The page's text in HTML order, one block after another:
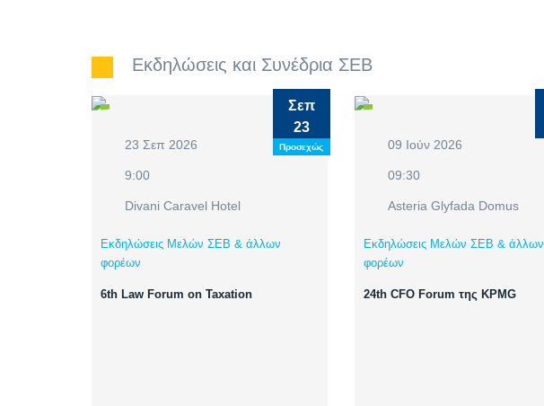
Εκδηλώσεις και Συνέδρια ΣΕΒ
Σεπ
23
Προσεχώς
23 Σεπ 2026
9:00
Divani Caravel Hotel
Εκδηλώσεις Μελών ΣΕΒ & άλλων
φορέων
6th Law Forum on Taxation
09 Ιούν 2026
09:30
Asteria Glyfada Domus
Εκδηλώσεις Μελών ΣΕΒ & άλλων
φορέων
24th CFO Forum της KPMG